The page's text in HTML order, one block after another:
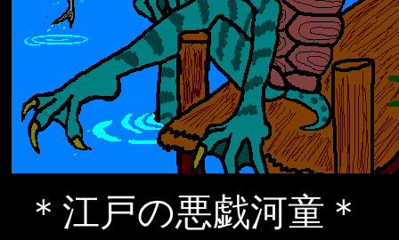
＊江戸の悪戯河童＊